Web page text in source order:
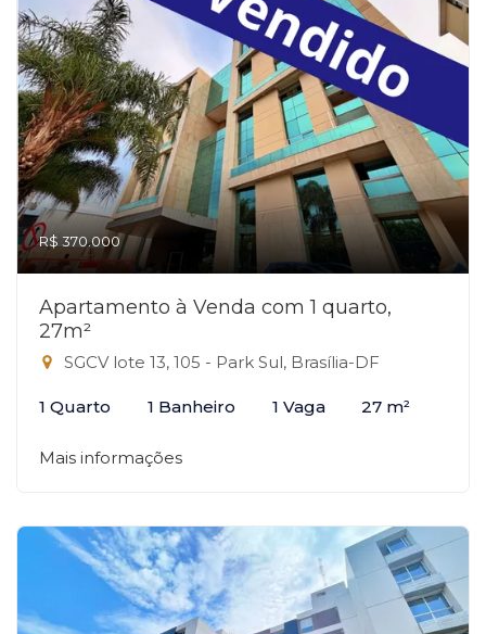
R$ 370.000
Apartamento à Venda com 1 quarto,
27m²
SGCV lote 13, 105 - Park Sul, Brasília-DF
1 Quarto 1 Banheiro 1 Vaga 27 m²
Mais informações